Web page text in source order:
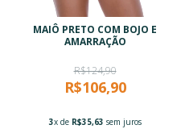
MAIÔ PRETO COM BOJO E
AMARRAÇÃO
R$124,90
R$106,90
3x de R$35,63 sem juros